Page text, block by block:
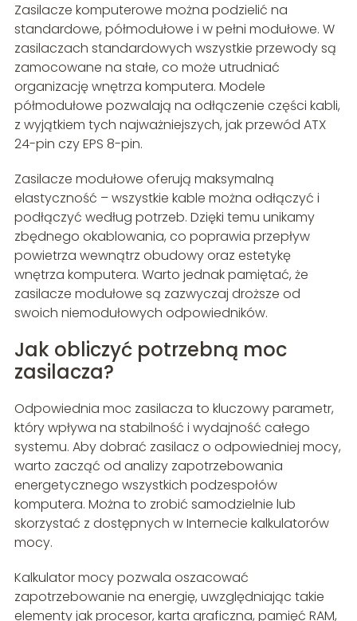
Zasilacze komputerowe można podzielić na
standardowe, półmodułowe i w pełni modułowe. W
zasilaczach standardowych wszystkie przewody są
zamocowane na stałe, co może utrudniać
organizację wnętrza komputera. Modele
półmodułowe pozwalają na odłączenie części kabli,
z wyjątkiem tych najważniejszych, jak przewód ATX
24-pin czy EPS 8-pin.
Zasilacze modułowe oferują maksymalną
elastyczność – wszystkie kable można odłączyć i
podłączyć według potrzeb. Dzięki temu unikamy
zbędnego okablowania, co poprawia przepływ
powietrza wewnątrz obudowy oraz estetykę
wnętrza komputera. Warto jednak pamiętać, że
zasilacze modułowe są zazwyczaj droższe od
swoich niemodułowych odpowiedników.
Jak obliczyć potrzebną moc
zasilacza?
Odpowiednia moc zasilacza to kluczowy parametr,
który wpływa na stabilność i wydajność całego
systemu. Aby dobrać zasilacz o odpowiedniej mocy,
warto zacząć od analizy zapotrzebowania
energetycznego wszystkich podzespołów
komputera. Można to zrobić samodzielnie lub
skorzystać z dostępnych w Internecie kalkulatorów
mocy.
Kalkulator mocy pozwala oszacować
zapotrzebowanie na energię, uwzględniając takie
elementy jak procesor, karta graficzna, pamięć RAM,